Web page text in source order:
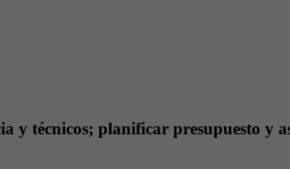
y técnicos; planificar presupuesto y